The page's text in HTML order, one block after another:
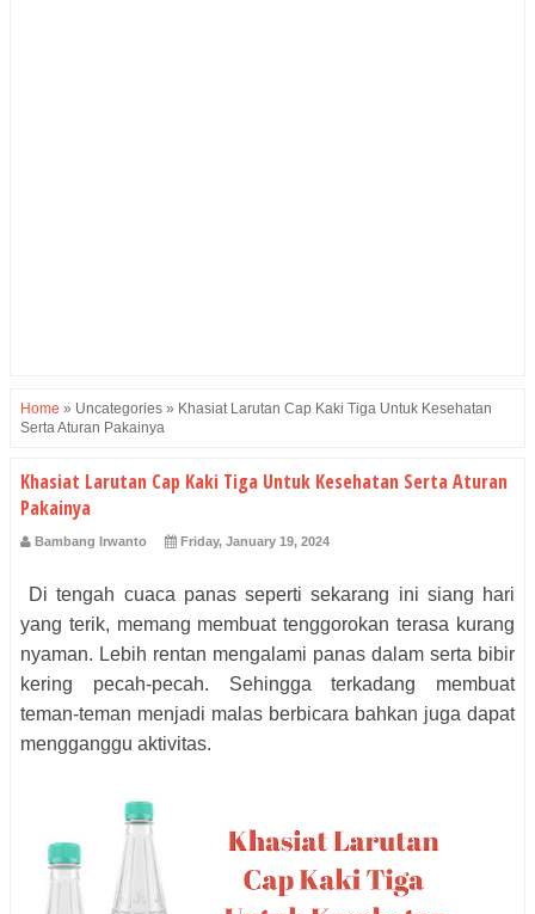
Home » Uncategories » Khasiat Larutan Cap Kaki Tiga Untuk Kesehatan
Serta Aturan Pakainya
Khasiat Larutan Cap Kaki Tiga Untuk Kesehatan Serta Aturan
Pakainya
Bambang Irwanto Friday, January 19, 2024
Di tengah cuaca panas seperti sekarang ini siang hari
yang terik, memang membuat tenggorokan terasa kurang
nyaman. Lebih rentan mengalami panas dalam serta bibir
kering pecah-pecah. Sehingga terkadang membuat
teman-teman menjadi malas berbicara bahkan juga dapat
mengganggu aktivitas.